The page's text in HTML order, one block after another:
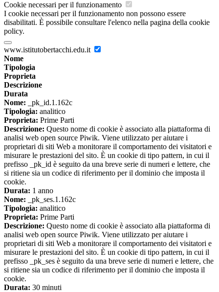
Cookie necessari per il funzionamento
I cookie necessari per il funzionamento non possono essere
disabilitati. È possibile consultare l'elenco nella pagina della cookie
policy.
www.istitutobertacchi.edu.it
Nome
Tipologia
Proprieta
Descrizione
Durata
Nome: _pk_id.1.162c
Tipologia: analitico
Proprieta: Prime Parti
Descrizione: Questo nome di cookie è associato alla piattaforma di
analisi web open source Piwik. Viene utilizzato per aiutare i
proprietari di siti Web a monitorare il comportamento dei visitatori e
misurare le prestazioni del sito. È un cookie di tipo pattern, in cui il
prefisso _pk_id è seguito da una breve serie di numeri e lettere, che
si ritiene sia un codice di riferimento per il dominio che imposta il
cookie.
Durata: 1 anno
Nome: _pk_ses.1.162c
Tipologia: analitico
Proprieta: Prime Parti
Descrizione: Questo nome di cookie è associato alla piattaforma di
analisi web open source Piwik. Viene utilizzato per aiutare i
proprietari di siti Web a monitorare il comportamento dei visitatori e
misurare le prestazioni del sito. È un cookie di tipo pattern, in cui il
prefisso _pk_ses è seguito da una breve serie di numeri e lettere, che
si ritiene sia un codice di riferimento per il dominio che imposta il
cookie.
Durata: 30 minuti